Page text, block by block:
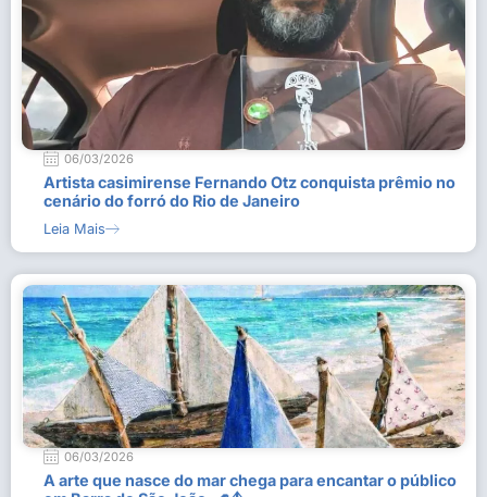
06/03/2026
Artista casimirense Fernando Otz conquista prêmio no
cenário do forró do Rio de Janeiro
Leia Mais
06/03/2026
A arte que nasce do mar chega para encantar o público